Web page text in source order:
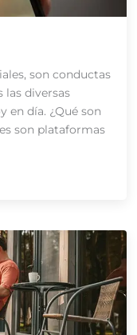
son conductas
diversas
en día. ¿Qué son
son plataformas